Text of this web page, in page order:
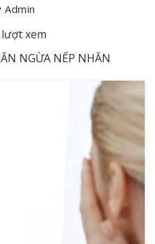
Admin
lượt xem
NGỪA NẾP NHĂN